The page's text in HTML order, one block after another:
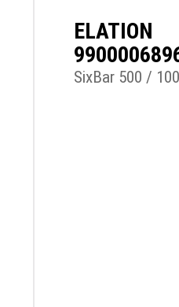
ELATION
SixBar 500 /